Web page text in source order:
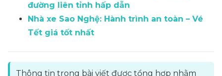
đường liên tỉnh hấp dẫn
Nhà xe Sao Nghệ: Hành trình an toàn – Vé
Tết giá tốt nhất
Thông tin trong bài viết được tổng hợp nhằm